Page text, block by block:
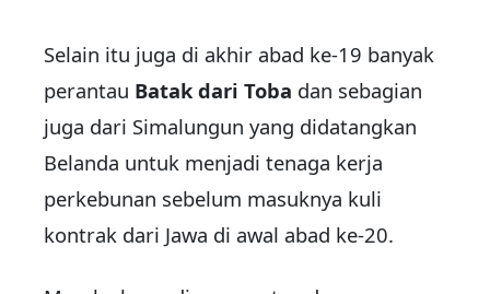
Selain itu juga di akhir abad ke-19 banyak
perantau Batak dari Toba dan sebagian
juga dari Simalungun yang didatangkan
Belanda untuk menjadi tenaga kerja
perkebunan sebelum masuknya kuli
kontrak dari Jawa di awal abad ke-20.